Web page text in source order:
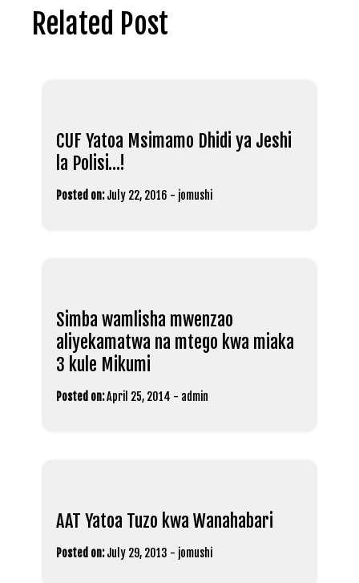
Related Post
CUF Yatoa Msimamo Dhidi ya Jeshi
la Polisi…!
Posted on: July 22, 2016 - jomushi
Simba wamlisha mwenzao
aliyekamatwa na mtego kwa miaka
3 kule Mikumi
Posted on:April 25, 2014 - admin
AAT Yatoa Tuzo kwa Wanahabari
Posted on: July 29, 2013 - jomushi